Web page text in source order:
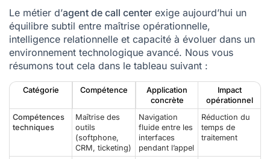
Le métier d’agent de call center exige aujourd’hui un
équilibre subtil entre maîtrise opérationnelle,
intelligence relationnelle et capacité à évoluer dans un
environnement technologique avancé. Nous vous
résumons tout cela dans le tableau suivant :
Catégorie Compétence
Application
concrète
Impact
opérationnel
Compétences
techniques
Maîtrise des
outils
(softphone,
CRM, ticketing)
Navigation
fluide entre les
interfaces
pendant l’appel
Réduction du
temps de
traitement